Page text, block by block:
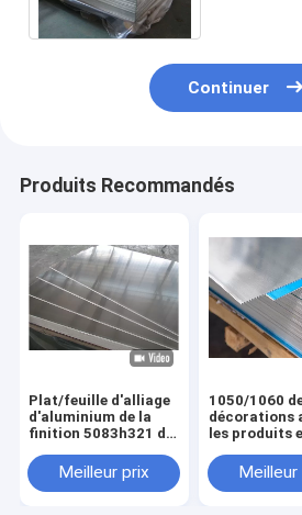
Continuer
Produits Recommandés
Plat/feuille d'alliage
d'aluminium de la
finition 5083h321 de
matériel de
décoration
Meilleur prix
1050/1060
décorations
les produits
couvrent le
aluminium
Meilleur